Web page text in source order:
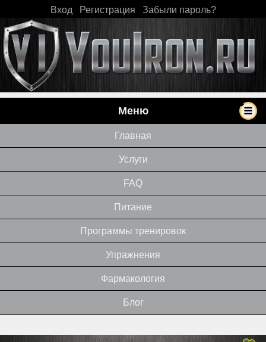
Вход Регистрация Забыли пароль?
Меню
Главная
Услуги
FAQ
Питание
Программы тренировок
Упражнения
Фармакология
Блог